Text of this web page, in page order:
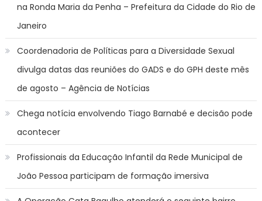
na Ronda Maria da Penha – Prefeitura da Cidade do Rio de
Janeiro
Coordenadoria de Políticas para a Diversidade Sexual
divulga datas das reuniões do GADS e do GPH deste mês
de agosto – Agência de Notícias
Chega notícia envolvendo Tiago Barnabé e decisão pode
acontecer
Profissionais da Educação Infantil da Rede Municipal de
João Pessoa participam de formação imersiva